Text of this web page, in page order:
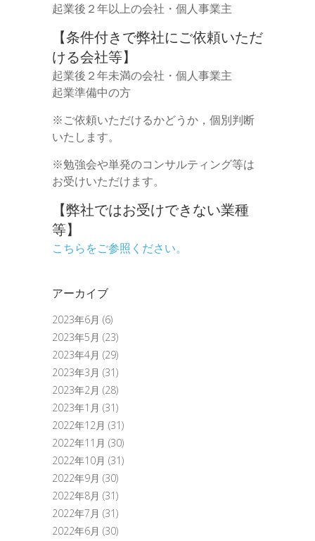
起業後２年以上の会社・個人事業主
【条件付きで弊社にご依頼いただ
ける会社等】
起業後２年未満の会社・個人事業主
起業準備中の方
※ご依頼いただけるかどうか，個別判断
いたします。
※勉強会や単発のコンサルティング等は
お受けいただけます。
【弊社ではお受けできない業種
等】
こちらをご参照ください。
アーカイブ
2023年6月 (6)
2023年5月 (23)
2023年4月 (29)
2023年3月 (31)
2023年2月 (28)
2023年1月 (31)
2022年12月 (31)
2022年11月 (30)
2022年10月 (31)
2022年9月 (30)
2022年8月 (31)
2022年7月 (31)
2022年6月 (30)